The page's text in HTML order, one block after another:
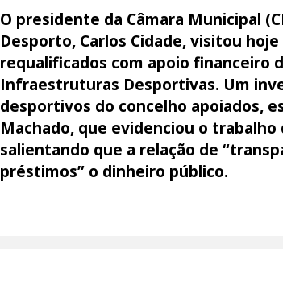
O presidente da Câmara Municipal
Desporto, Carlos Cidade, visitou
requalificados com apoio financeiro
Infraestruturas Desportivas. Um
desportivos do concelho apoiados,
Machado, que evidenciou o
salientando que a relação de
préstimos” o dinheiro público.